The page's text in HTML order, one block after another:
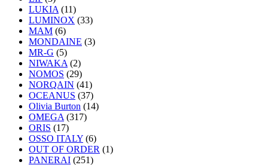
LUKIA (11)
LUMINOX (33)
MAM (6)
MONDAINE (3)
MR-G (5)
NIWAKA (2)
NOMOS (29)
NORQAIN (41)
OCEANUS (37)
Olivia Burton (14)
OMEGA (317)
ORIS (17)
OSSO ITALY (6)
OUT OF ORDER (1)
PANERAI (251)